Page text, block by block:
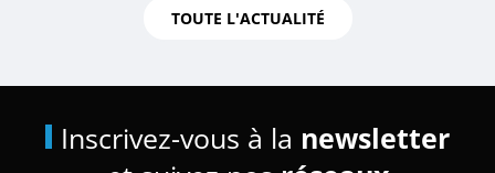
TOUTE L'ACTUALITÉ
Inscrivez-vous à la newsletter